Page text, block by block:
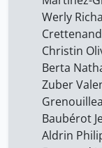
Werly
Christin
Berta
Zuber
Baubérot
Aldrin